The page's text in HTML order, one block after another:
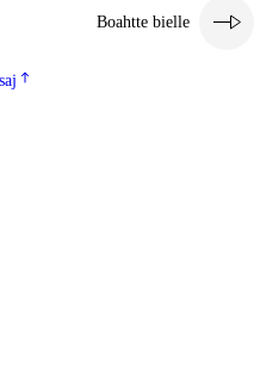
Boahtte bielle